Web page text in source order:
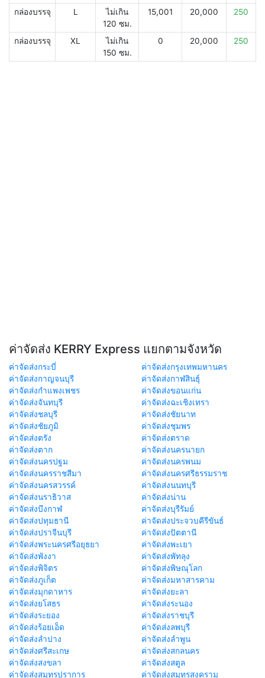
กล่องบรรจุ L
ไม่เกิน
120 ซม.
15,001 20,000 250
กล่องบรรจุ XL
ไม่เกิน
150 ซม.
0 20,000 250
ค่าจัดส่ง KERRY Express แยกตามจังหวัด
ค่าจัดส่งกระบี่
ค่าจัดส่งกรุงเทพมหานคร
ค่าจัดส่งกาญจนบุรี
ค่าจัดส่งกาฬสินธุ์
ค่าจัดส่งกำแพงเพชร
ค่าจัดส่งขอนแก่น
ค่าจัดส่งจันทบุรี
ค่าจัดส่งฉะเชิงเทรา
ค่าจัดส่งชลบุรี
ค่าจัดส่งชัยนาท
ค่าจัดส่งชัยภูมิ
ค่าจัดส่งชุมพร
ค่าจัดส่งตรัง
ค่าจัดส่งตราด
ค่าจัดส่งตาก
ค่าจัดส่งนครนายก
ค่าจัดส่งนครปฐม
ค่าจัดส่งนครพนม
ค่าจัดส่งนครราชสีมา
ค่าจัดส่งนครศรีธรรมราช
ค่าจัดส่งนครสวรรค์
ค่าจัดส่งนนทบุรี
ค่าจัดส่งนราธิวาส
ค่าจัดส่งน่าน
ค่าจัดส่งบึงกาฬ
ค่าจัดส่งบุรีรัมย์
ค่าจัดส่งปทุมธานี
ค่าจัดส่งประจวบคีรีขันธ์
ค่าจัดส่งปราจีนบุรี
ค่าจัดส่งปัตตานี
ค่าจัดส่งพระนครศรีอยุธยา
ค่าจัดส่งพะเยา
ค่าจัดส่งพังงา
ค่าจัดส่งพัทลุง
ค่าจัดส่งพิจิตร
ค่าจัดส่งพิษณุโลก
ค่าจัดส่งภูเก็ต
ค่าจัดส่งมหาสารคาม
ค่าจัดส่งมุกดาหาร
ค่าจัดส่งยะลา
ค่าจัดส่งยโสธร
ค่าจัดส่งระนอง
ค่าจัดส่งระยอง
ค่าจัดส่งราชบุรี
ค่าจัดส่งร้อยเอ็ด
ค่าจัดส่งลพบุรี
ค่าจัดส่งลำปาง
ค่าจัดส่งลำพูน
ค่าจัดส่งศรีสะเกษ
ค่าจัดส่งสกลนคร
ค่าจัดส่งสงขลา
ค่าจัดส่งสตูล
ค่าจัดส่งสมุทรปราการ
ค่าจัดส่งสมุทรสงคราม